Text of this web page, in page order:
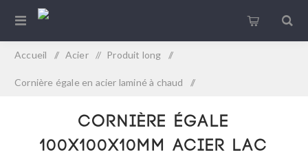
Accueil / Acier / Produit long /
Cornière égale en acier laminé à chaud /
Cornière égale 100x100x10mm Acier LAC
Cornière égale
100x100x10mm Acier LAC